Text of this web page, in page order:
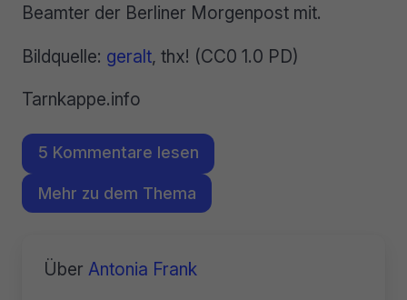
Beamter der Berliner Morgenpost mit.
Bildquelle: geralt, thx! (CC0 1.0 PD)
Tarnkappe.info
5 Kommentare lesen
Mehr zu dem Thema
Über Antonia Frank